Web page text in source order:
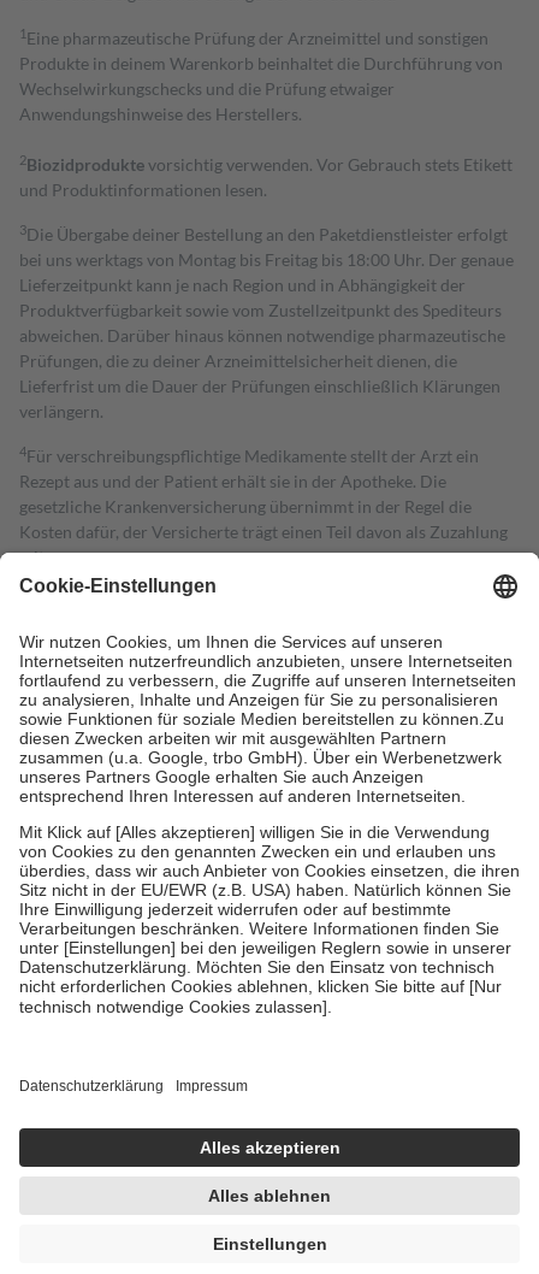
1 Eine pharmazeutische Prüfung der Arzneimittel und sonstigen
Produkte in deinem Warenkorb beinhaltet die Durchführung von
Wechselwirkungschecks und die Prüfung etwaiger
Anwendungshinweise des Herstellers.
2Biozidproduktevorsichtig verwenden. Vor Gebrauch stets Etikett
und Produktinformationen lesen.
3Die Übergabe deiner Bestellung an den Paketdienstleister erfolgt
bei uns werktags von Montag bis Freitag bis 18:00 Uhr. Der genaue
Lieferzeitpunkt kann je nach Region und in Abhängigkeit der
Produktverfügbarkeit sowie vom Zustellzeitpunkt des Spediteurs
abweichen. Darüber hinaus können notwendige pharmazeutische
Prüfungen, die zu deiner Arzneimittelsicherheit dienen, die
Lieferfrist um die Dauer der Prüfungen einschließlich Klärungen
verlängern.
4Für verschreibungspflichtige Medikamente stellt der Arzt ein
Rezept aus und der Patient erhält sie in der Apotheke. Die
gesetzliche Krankenversicherung übernimmt in der Regel die
Kosten dafür, der Versicherte trägt einen Teil davon als Zuzahlung
mit.
Grundsätzlich leisten Mitglieder Zuzahlungen in Höhe von zehn
höchstens zehn Euro.
Es sind jedoch nie mehr als die tatsächlichen
Kosten der Leistung zu entrichten.
Diese Regeln gelten grundsätzlich auch für Online-Apotheken.
Bei Heilmitteln und häuslicher Krankenpflege beträgt die
Zuzahlung zehn Prozent der Kosten sowie zehn Euro je
Verordnung.
Um das Engagement der Versicherten für ihre eigene Gesundheit zu
stärken und die besondere Stellung der Familie zu unterstützen,
fallenkeine Zuzahlungenan bei:
• Kindern und Jugendlichen bis zum vollendeten 18. Lebensjahr
mit Ausnahme der Fahrkosten
• Untersuchungen zur Vorsorge und Früherkennung, die von der
GKV getragen werden
• empfohlenen Schutzimpfungen
• Harn- und Blutteststreifen
getroffen, um sicherzustellen, dass es sich um echte Bewertungen
https://help.etrusted.com/hc/de/articles/4419944605341
Einige Bilder und Inhalte wurden unter Zuhilfenahme künstlicher